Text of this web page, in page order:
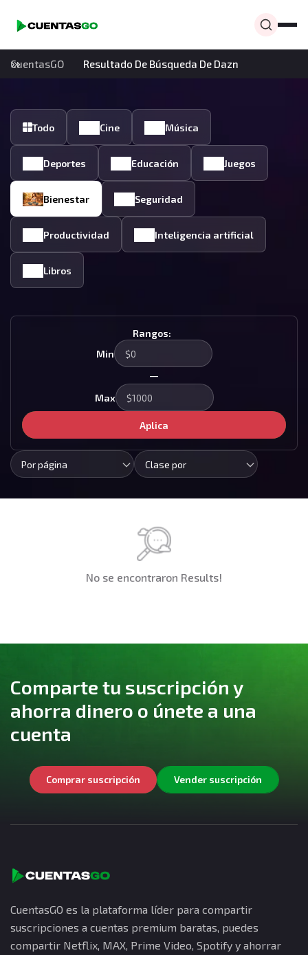
CuentasGO Resultado De Búsqueda De Dazn
Todo Cine Música
Deportes Educación Juegos
Bienestar Seguridad
Productividad Inteligencia artificial
Libros
Rangos:
Min
—
Max
Aplica
Por página Clase por
No se encontraron Results!
Comparte tu suscripción y
ahorra dinero o únete a una
cuenta
Comprar suscripción Vender suscripción
CuentasGO es la plataforma líder para compartir
suscripciones a cuentas premium baratas, puedes
compartir Netflix, MAX, Prime Video, Spotify y ahorrar